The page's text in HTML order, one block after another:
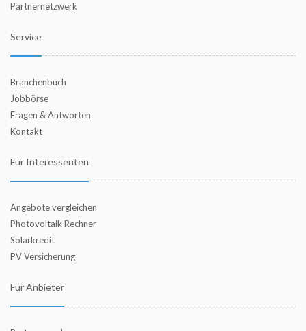
Partnernetzwerk
Service
Branchenbuch
Jobbörse
Fragen & Antworten
Kontakt
Für Interessenten
Angebote vergleichen
Photovoltaik Rechner
Solarkredit
PV Versicherung
Für Anbieter